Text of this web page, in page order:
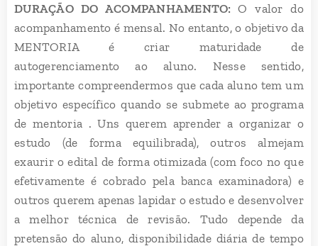
DURAÇÃO DO ACOMPANHAMENTO:O valor do
acompanhamento é mensal. No entanto, o objetivo da
MENTORIA é criar maturidade de
autogerenciamento ao aluno. Nesse sentido,
importante compreendermos que cada aluno tem um
objetivo específico quando se submete ao programa
de mentoria . Uns querem aprender a organizar o
estudo (de forma equilibrada), outros almejam
exaurir o edital de forma otimizada (com foco no que
efetivamente é cobrado pela banca examinadora) e
outros querem apenas lapidar o estudo e desenvolver
a melhor técnica de revisão. Tudo depende da
pretensão do aluno, disponibilidade diária de tempo